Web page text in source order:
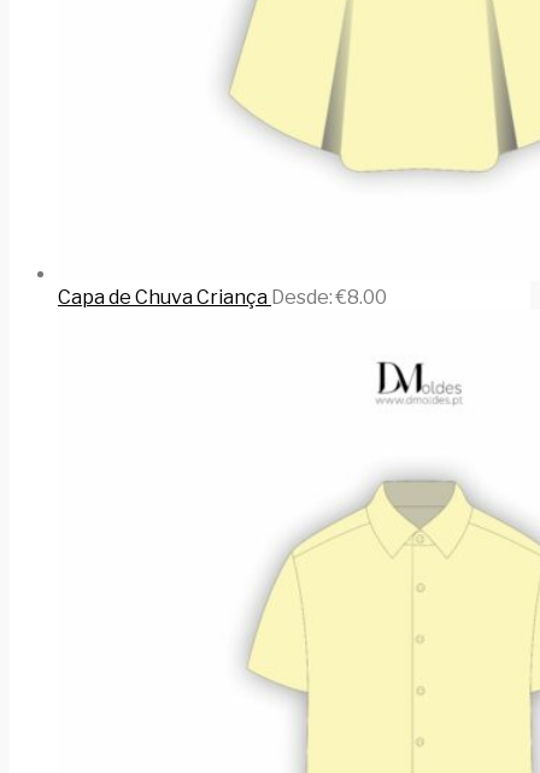
Capa de Chuva Criança Desde:€8.00